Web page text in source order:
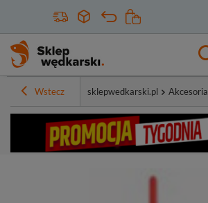
Wstecz sklepwedkarski.pl Akcesoria